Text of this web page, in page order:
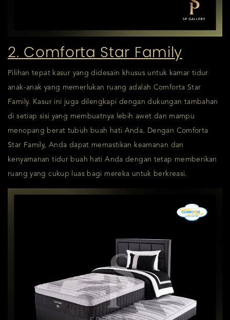
2. Comforta Star Family
Pilihan tepat kasur yang didesain khusus untuk kamar tidur
anak-anak yang memerlukan ruang adalah Comforta Star
Family. Kasur ini juga dilengkapi dengan dukungan tambahan
di setiap sisi yang membuatnya lebih awet dan mampu
menopang berat tubuh buah hati Anda. Dengan Comforta
Star Family, Anda dapat memastikan keamanan dan
kenyamanan tidur buah hati Anda dengan tetap memberikan
ruang yang cukup luas bagi mereka untuk berkreasi.